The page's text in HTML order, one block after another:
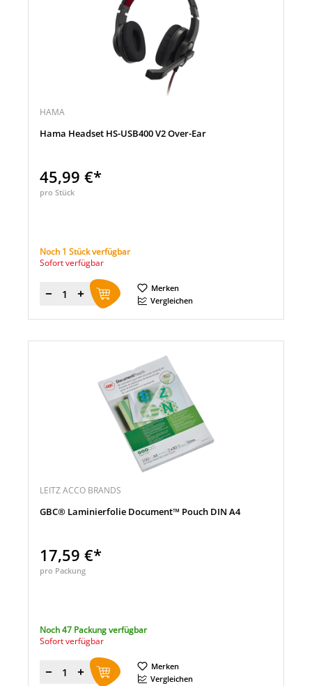
HAMA
Hama Headset HS-USB400 V2 Over-Ear
45,99 €*
pro Stück
Noch 1 Stück verfügbar
Sofort verfügbar
Menge
Merken
Vergleichen
LEITZ ACCO BRANDS
GBC® Laminierfolie Document™ Pouch DIN A4
17,59 €*
pro Packung
Noch 47 Packung verfügbar
Sofort verfügbar
Menge
Merken
Vergleichen